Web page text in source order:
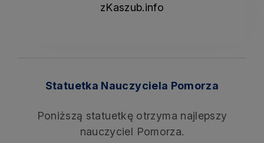
zKaszub.info
Statuetka Nauczyciela Pomorza
Poniższą statuetkę otrzyma najlepszy
nauczyciel Pomorza.